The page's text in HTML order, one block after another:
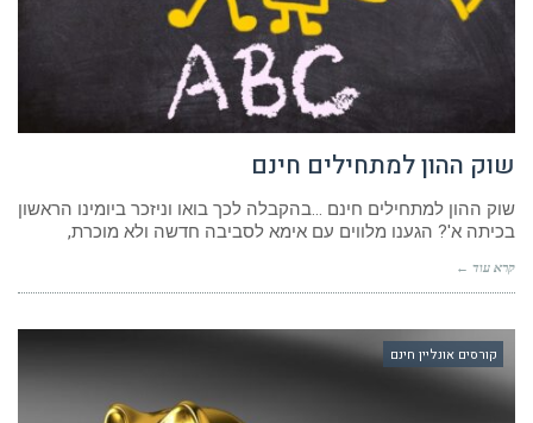
שוק ההון למתחילים חינם
שוק ההון למתחילים חינם …בהקבלה לכך בואו וניזכר ביומינו הראשון
בכיתה א'? הגענו מלווים עם אימא לסביבה חדשה ולא מוכרת,
קרא עוד ←
קורסים אונליין חינם